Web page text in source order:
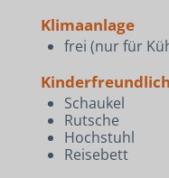
Klimaanlage
frei (nur für
Schaukel
Rutsche
Hochstuhl
Reisebett